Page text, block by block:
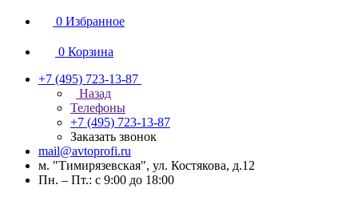
0 Избранное
0 Корзина
+7 (495) 723-13-87
Назад
Телефоны
+7 (495) 723-13-87
Заказать звонок
mail@avtoprofi.ru
м. "Тимирязевская", ул. Костякова, д.12
Пн. – Пт.: с 9:00 до 18:00